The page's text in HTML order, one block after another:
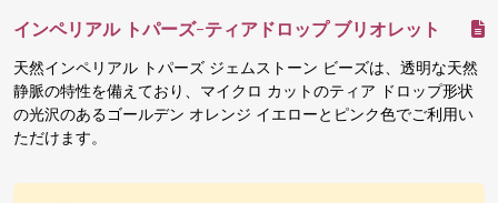
インペリアル トパーズ-ティアドロップ ブリオレット
天然インペリアル トパーズ ジェムストーン ビーズは、透明な天然
静脈の特性を備えており、マイクロ カットのティア ドロップ形状
の光沢のあるゴールデン オレンジ イエローとピンク色でご利用い
ただけます。